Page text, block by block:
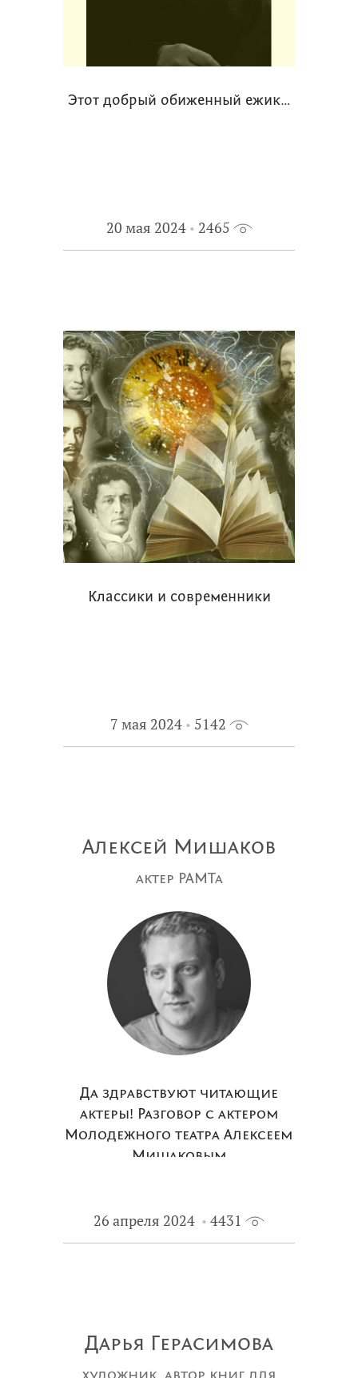
Этот добрый обиженный ежик…
20 мая 2024 2465
Классики и современники
7 мая 2024 5142
Алексей Мишаков
актер РАМТа
Да здравствуют читающие
актеры! Разговор с актером
Молодежного театра Алексеем
Мишаковым
26 апреля 2024 4431
Дарья Герасимова